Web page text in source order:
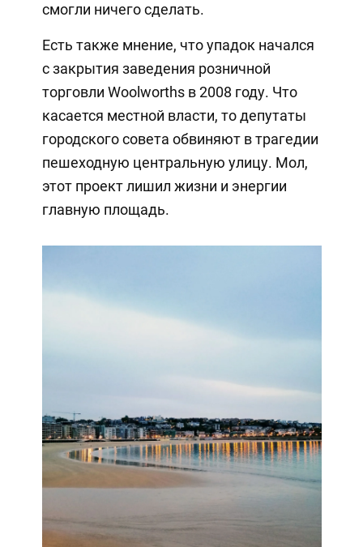
смогли ничего сделать.
Есть также мнение, что упадок начался
с закрытия заведения розничной
торговли Woolworths в 2008 году. Что
касается местной власти, то депутаты
городского совета обвиняют в трагедии
пешеходную центральную улицу. Мол,
этот проект лишил жизни и энергии
главную площадь.